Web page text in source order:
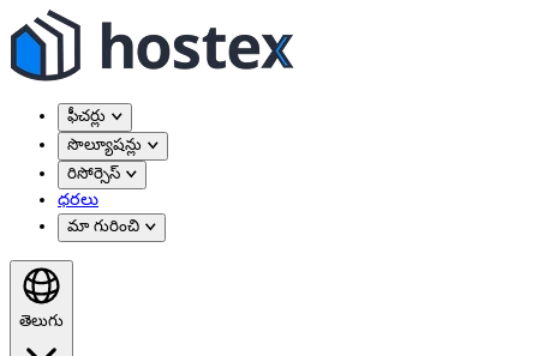
ఫీచర్లు
సొల్యూషన్లు
రిసోర్సెస్
ధరలు
మా గురించి
తెలుగు